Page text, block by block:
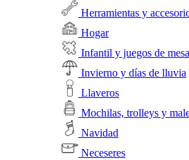
Herramientas y
Hogar
Infantil y juegos de mesa
Invierno y días de lluvia
Llaveros
Mochilas, trolleys y
Navidad
Neceseres